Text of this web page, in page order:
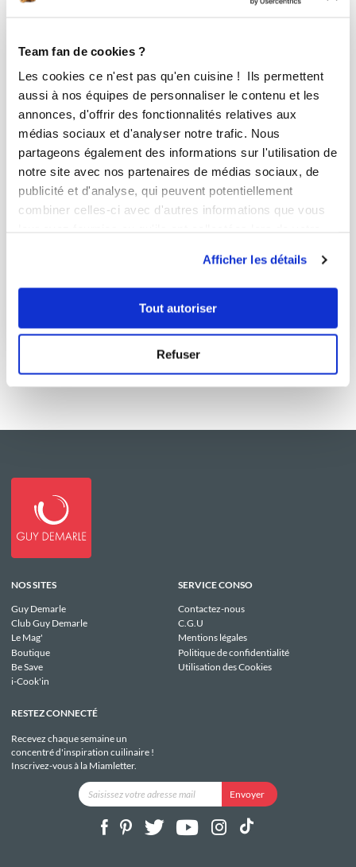
Team fan de cookies ?
Les cookies ce n'est pas qu'en cuisine ! Ils permettent
aussi à nos équipes de personnaliser le contenu et les
annonces, d'offrir des fonctionnalités relatives aux
médias sociaux et d'analyser notre trafic. Nous
partageons également des informations sur l'utilisation de
notre site avec nos partenaires de médias sociaux, de
publicité et d'analyse, qui peuvent potentiellement
combiner celles-ci avec d'autres informations que vous
Afficher les détails
Tout autoriser
Refuser
Gâteau chocolat et noix de coco
NOS SITES
Guy Demarle
Club Guy Demarle
Le Mag'
Boutique
Be Save
i-Cook'in
SERVICE CONSO
Contactez-nous
C.G.U
Mentions légales
Politique de confidentialité
Utilisation des Cookies
RESTEZ CONNECTÉ
Recevez chaque semaine un
concentré d'inspiration cuilinaire !
Inscrivez-vous à la Miamletter.